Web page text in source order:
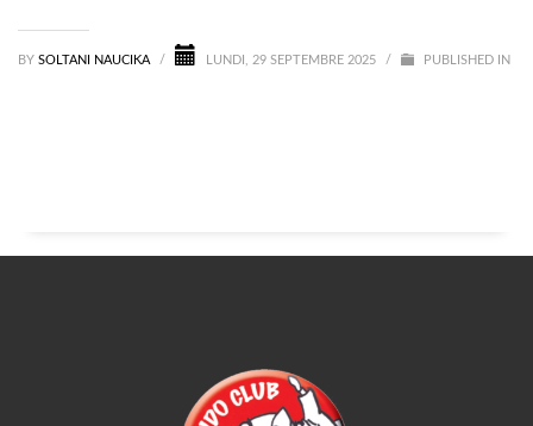
BY SOLTANI NAUCIKA / LUNDI, 29 SEPTEMBRE 2025 / PUBLISHED IN